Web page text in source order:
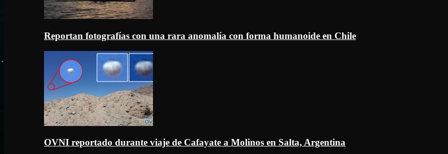
Reportan fotografías con una rara anomalía con forma humanoide en Chile
OVNI reportado durante viaje de Cafayate a Molinos en Salta, Argentina